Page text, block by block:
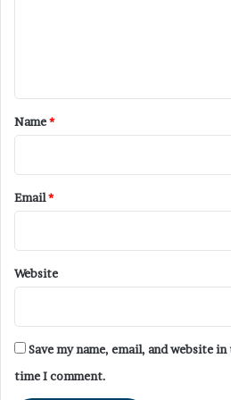
*
Name*
Email*
Website
Save my name, email, and website
time I comment.